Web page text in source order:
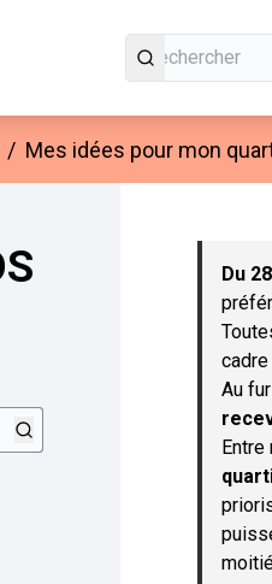
/ Mes idées pour mon
Passer la carte
Du
cadre
Au